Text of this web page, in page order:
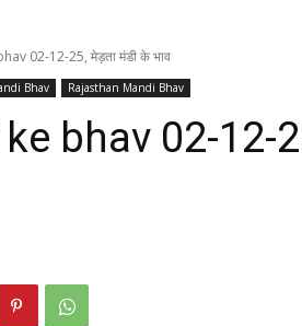
02-12-25, मेड़ता मंडी के भाव
Bhav Rajasthan Mandi Bhav
bhav 02-12-